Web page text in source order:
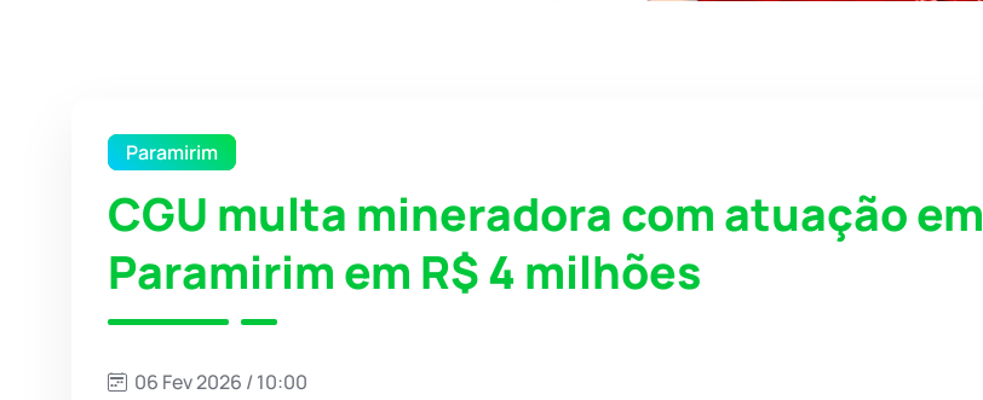
Paramirim
CGU multa mineradora com atuação em
Paramirim em R$ 4 milhões
06 Fev 2026 / 10:00